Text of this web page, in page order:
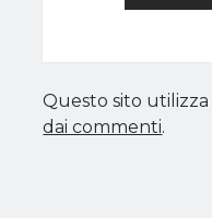
Questo sito
dai commenti.